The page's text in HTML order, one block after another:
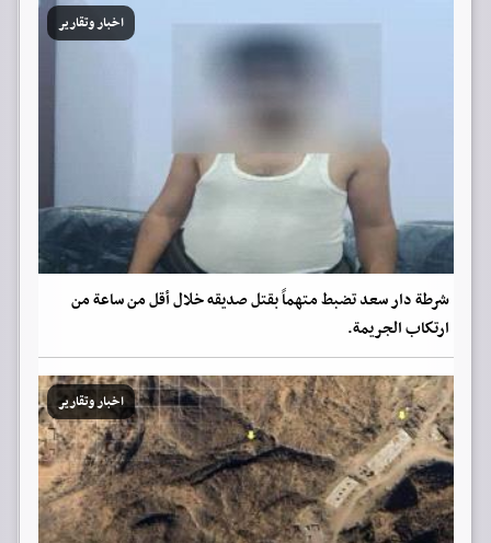
اخبار وتقارير
شرطة دار سعد تضبط متهماً بقتل صديقه خلال أقل من ساعة من
ارتكاب الجريمة.
اخبار وتقارير